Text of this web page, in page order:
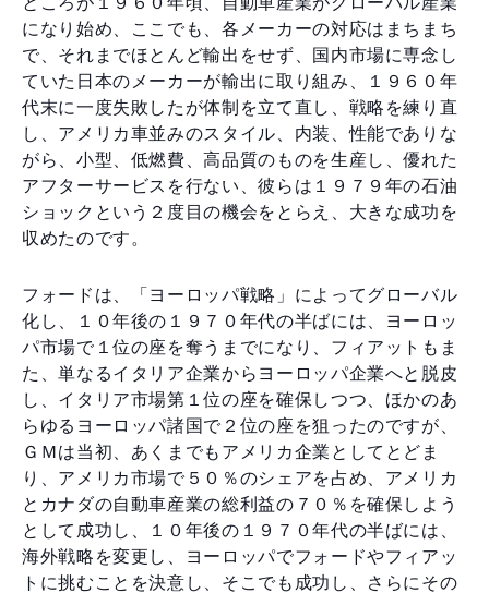
になり始め、ここでも、各メーカーの対応はまちまち
で、それまでほとんど輸出をせず、国内市場に専念し
ていた日本のメーカーが輸出に取り組み、１９６０年
代末に一度失敗したが体制を立て直し、戦略を練り直
し、アメリカ車並みのスタイル、内装、性能でありな
がら、小型、低燃費、高品質のものを生産し、優れた
アフターサービスを行ない、彼らは１９７９年の石油
ショックという２度目の機会をとらえ、大きな成功を
収めたのです。
フォードは、「ヨーロッパ戦略」によってグローバル
化し、１０年後の１９７０年代の半ばには、ヨーロッ
パ市場で１位の座を奪うまでになり、フィアットもま
た、単なるイタリア企業からヨーロッパ企業へと脱皮
し、イタリア市場第１位の座を確保しつつ、ほかのあ
らゆるヨーロッパ諸国で２位の座を狙ったのですが、
ＧＭは当初、あくまでもアメリカ企業としてとどま
り、アメリカ市場で５０％のシェアを占め、アメリカ
とカナダの自動車産業の総利益の７０％を確保しよう
として成功し、１０年後の１９７０年代の半ばには、
海外戦略を変更し、ヨーロッパでフォードやフィアッ
トに挑むことを決意し、そこでも成功し、さらにその